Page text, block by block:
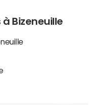
Bizeneuille